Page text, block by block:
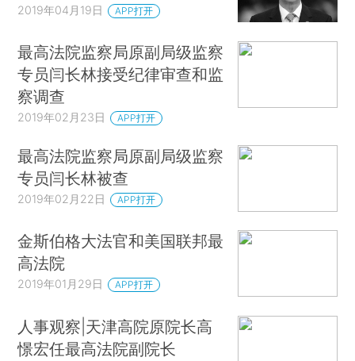
2019年04月19日 APP打开
最高法院监察局原副局级监察
专员闫长林接受纪律审查和监
察调查
2019年02月23日 APP打开
最高法院监察局原副局级监察
专员闫长林被查
2019年02月22日 APP打开
金斯伯格大法官和美国联邦最
高法院
2019年01月29日 APP打开
人事观察|天津高院原院长高
憬宏任最高法院副院长